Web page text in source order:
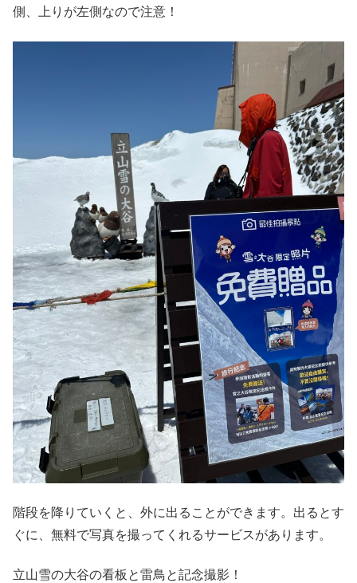
側、上りが左側なので注意！
階段を降りていくと、外に出ることができます。出るとす
ぐに、無料で写真を撮ってくれるサービスがあります。
立山雪の大谷の看板と雷鳥と記念撮影！